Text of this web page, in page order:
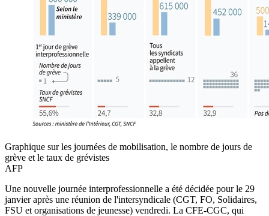
Graphique sur les journées de mobilisation, le nombre de jours de
grève et le taux de grévistes
AFP
Une nouvelle journée interprofessionnelle a été décidée pour le 29
janvier après une réunion de l'intersyndicale (CGT, FO, Solidaires,
FSU et organisations de jeunesse) vendredi. La CFE-CGC, qui